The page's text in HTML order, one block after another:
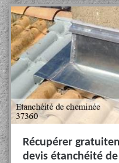
Récupérer
devis étanchéité